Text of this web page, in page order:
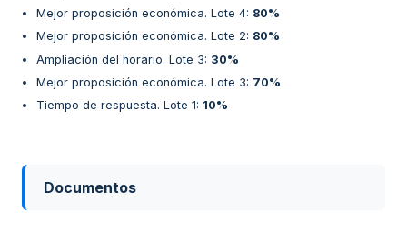
Mejor proposición económica. Lote 4: 80%
Mejor proposición económica. Lote 2: 80%
Ampliación del horario. Lote 3: 30%
Mejor proposición económica. Lote 3: 70%
Tiempo de respuesta. Lote 1: 10%
Documentos